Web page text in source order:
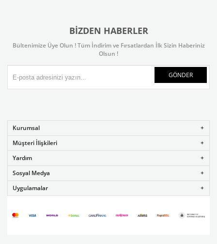
BIZDEN HABERLER
Bültenimize Üye Olun ! Tüm İndirim ve Fırsatlardan İlk Sizin Haberiniz
Olsun !
GÖNDER
Kurumsal
Müşteri İlişkileri
Yardım
Sosyal Medya
Uygulamalar